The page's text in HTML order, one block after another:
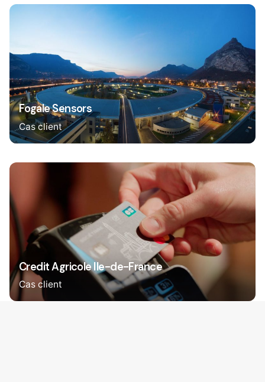
Fogale Sensors
Cas client
Credit Agricole Ile-de-France
Cas client